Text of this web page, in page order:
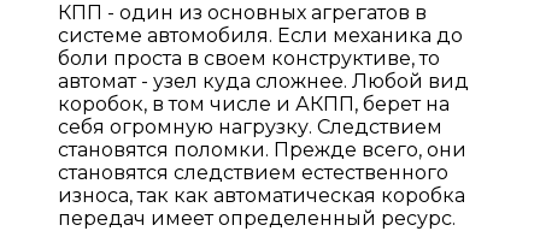
КПП - один из основных агрегатов в
системе автомобиля. Если механика до
боли проста в своем конструктиве, то
автомат - узел куда сложнее. Любой вид
коробок, в том числе и АКПП, берет на
себя огромную нагрузку. Следствием
становятся поломки. Прежде всего, они
становятся следствием естественного
износа, так как автоматическая коробка
передач имеет определенный ресурс.